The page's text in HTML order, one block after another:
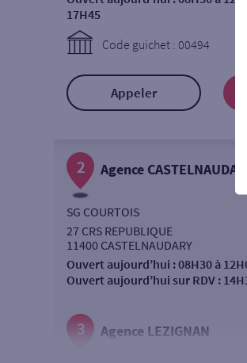
17H45
Code guichet : 00494
Appeler
2 Agence CASTELNAUDARY
SG COURTOIS
27 CRS REPUBLIQUE
11400 CASTELNAUDARY
Ouvert aujourd’hui :08H30 à
Ouvert aujourd’hui sur RDV :
3 Agence LEZIGNAN